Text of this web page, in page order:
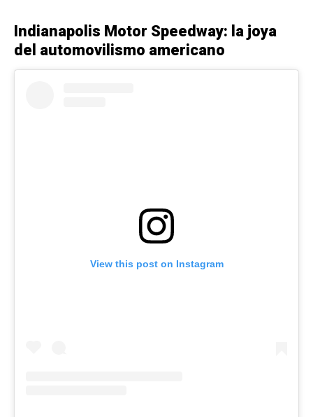
Indianapolis Motor Speedway: la joya
del automovilismo americano
View this post on Instagram